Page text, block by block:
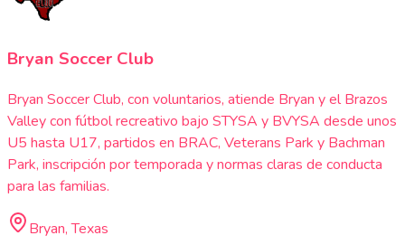
Bryan Soccer Club
Bryan Soccer Club, con voluntarios, atiende Bryan y el Brazos
Valley con fútbol recreativo bajo STYSA y BVYSA desde unos
U5 hasta U17, partidos en BRAC, Veterans Park y Bachman
Park, inscripción por temporada y normas claras de conducta
para las familias.
Bryan, Texas